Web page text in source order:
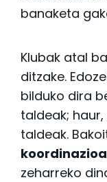
banaketa
Klubak atal
ditzake.
bilduko dira
taldeak;
taldeak.
koordinazioa
zeharreko